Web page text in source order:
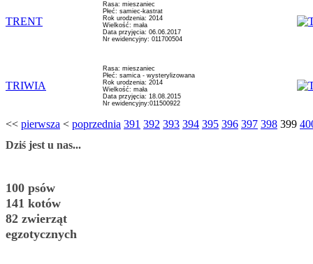
TRENT
Rasa: mieszaniec
Płeć: samiec-kastrat
Rok urodzenia: 2014
Wielkość: mała
Data przyjęcia: 06.06.2017
Nr ewidencyjny: 011700504
TRIWIA
Rasa: mieszaniec
Płeć: samica - wysterylizowana
Rok urodzenia: 2014
Wielkość: mała
Data przyjęcia: 18.08.2015
Nr ewidencyjny:011500922
<< pierwsza < poprzednia 391 392 393 394 395 396 397 398 399
Dziś jest u nas...
100 psów
141 kotów
82 zwierząt
egzotycznych